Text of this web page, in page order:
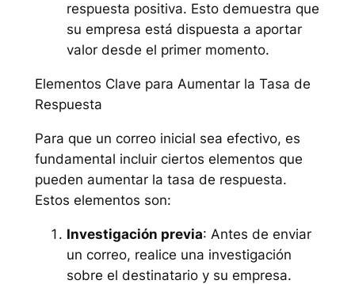
respuesta positiva. Esto demuestra que
su empresa está dispuesta a aportar
valor desde el primer momento.
Elementos Clave para Aumentar la Tasa de
Respuesta
Para que un correo inicial sea efectivo, es
fundamental incluir ciertos elementos que
pueden aumentar la tasa de respuesta.
Estos elementos son:
Investigación previa: Antes de enviar
un correo, realice una investigación
sobre el destinatario y su empresa.